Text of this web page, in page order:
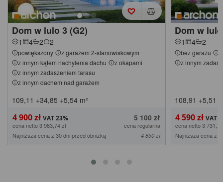
Dom w lulo 3 (G2)
1 4 2 2
powiększony
z garażem 2-stanowiskowym
z innym kątem nachylenia dachu
z okapami
z innym zadaszeniem tarasu
z innym dachem nad garażem
109,11 +34,85 +5,54 m²
4 900 zł 5 100 zł
cena netto 3 983,74 zł
cena regularna
Najniższa cena z 30 dni przed obniżką
4 850 zł
Dom w
1 4 2
bez garażu
z innym
108,91 +5,51
4 590 zł
cena netto 3
Najniższa cena z